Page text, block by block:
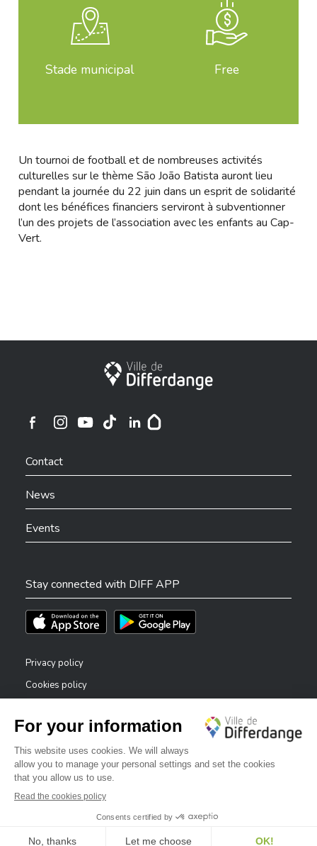
Stade municipal Free
Un tournoi de football et de nombreuses activités
culturelles sur le thème São João Batista auront lieu
pendant la journée du 22 juin dans un esprit de solidarité
dont les bénéfices financiers serviront à subventionner
l’un des projets de l’association avec les enfants au Cap-
Vert.
City of Differdange
Ville de Differdange sur Instagram
Contact
News
Events
Stay connected with DIFF APP
Téléchargez l'app sur l'App StoreTéléchargez l'app sur Play Store
Privacy policy
Cookies policy
Accessibility statement
Reporting system — whistleblowers
✕
Bonjour, comment puis-je vous aider ?